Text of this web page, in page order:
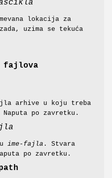
lokacija za
uzima se tekuća
fajlova
arhive u koju treba
po zavretku.
ime-fajla . Stvara
po zavretku.